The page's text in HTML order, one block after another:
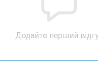
Додайте перший